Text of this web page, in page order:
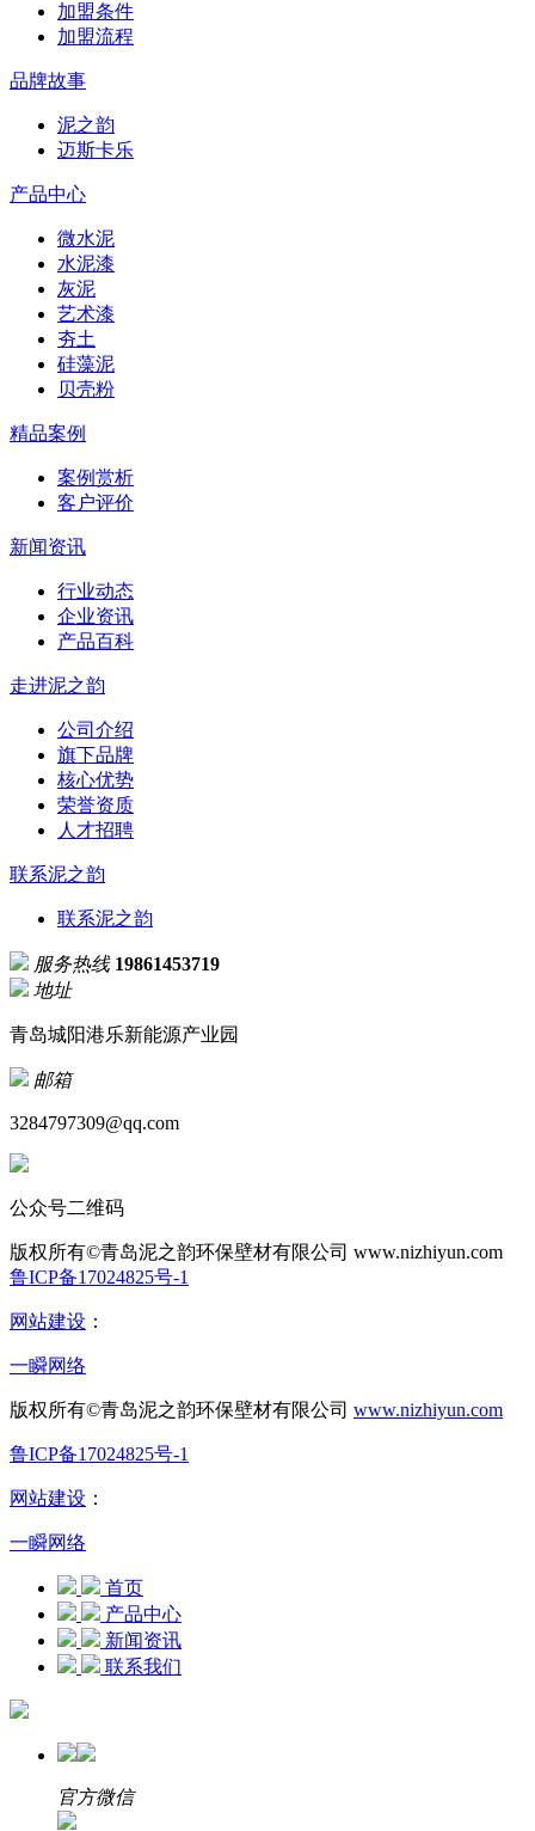
加盟条件
加盟流程
品牌故事
泥之韵
迈斯卡乐
产品中心
微水泥
水泥漆
灰泥
艺术漆
夯土
硅藻泥
贝壳粉
精品案例
案例赏析
客户评价
新闻资讯
行业动态
企业资讯
产品百科
走进泥之韵
公司介绍
旗下品牌
核心优势
荣誉资质
人才招聘
联系泥之韵
联系泥之韵
服务热线 19861453719
地址
青岛城阳港乐新能源产业园
邮箱
3284797309@qq.com
公众号二维码
版权所有©青岛泥之韵环保壁材有限公司 www.nizhiyun.com
鲁ICP备17024825号-1
网站建设 ：
一瞬网络
版权所有©青岛泥之韵环保壁材有限公司 www.nizhiyun.com
鲁ICP备17024825号-1
网站建设 ：
一瞬网络
首页
产品中心
新闻资讯
联系我们
官方微信